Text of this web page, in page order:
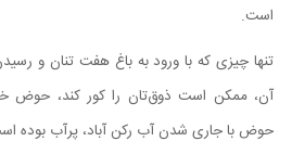
است.
تنها چیزی که با ورود به باغ هفت تنان و
آن، ممکن است ذوق‌تان را کور کند، حوض
حوض با جاری شدن آب رکن آباد، پرآب بوده